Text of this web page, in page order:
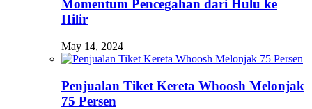
Momentum Pencegahan dari Hulu ke
Hilir
May 14, 2024
Penjualan Tiket Kereta Whoosh Melonjak
75 Persen